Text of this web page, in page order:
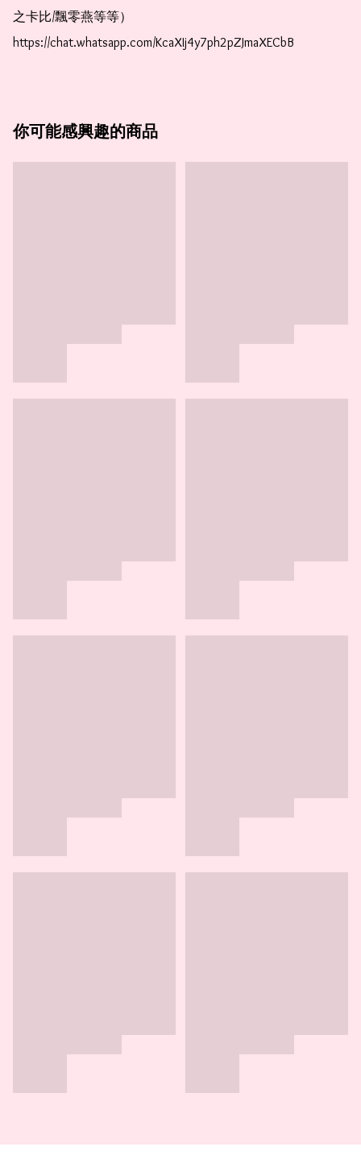
之卡比/飄零燕等等）
https://chat.whatsapp.com/KcaXIj4y7ph2pZJmaXECbB
你可能感興趣的商品